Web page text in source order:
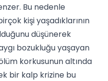
Bu nedenle
kişi yaşadıklarının
düşünerek
bozukluğu yaşayan
korkusunun altında
bir kalp krizine bu